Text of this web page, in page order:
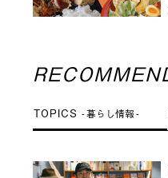
TOPICS 暮らし情報